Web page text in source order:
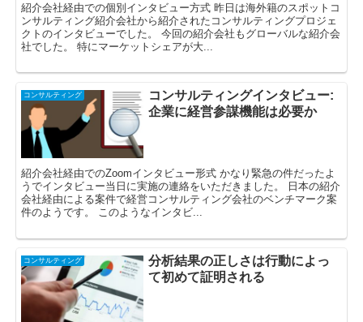
紹介会社経由での個別インタビュー方式 昨日は海外籍のスポットコ
ンサルティング紹介会社から紹介されたコンサルティングプロジェ
クトのインタビューでした。 今回の紹介会社もグローバルな紹介会
社でした。 特にマーケットシェアが大...
コンサルティング
コンサルティングインタビュー:
企業に経営参謀機能は必要か
紹介会社経由でのZoomインタビュー形式 かなり緊急の件だったよ
うでインタビュー当日に実施の連絡をいただきました。 日本の紹介
会社経由による案件で経営コンサルティング会社のベンチマーク案
件のようです。 このようなインタビ...
コンサルティング
分析結果の正しさは行動によっ
て初めて証明される